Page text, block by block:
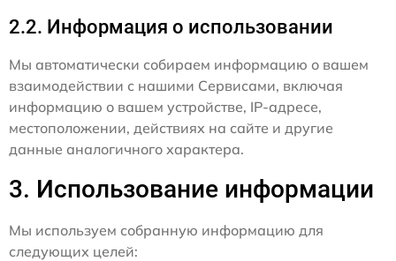
2.2. Информация о использовании
Мы автоматически собираем информацию о вашем
взаимодействии с нашими Сервисами, включая
информацию о вашем устройстве, IP-адресе,
местоположении, действиях на сайте и другие
данные аналогичного характера.
3. Использование информации
Мы используем собранную информацию для
следующих целей: